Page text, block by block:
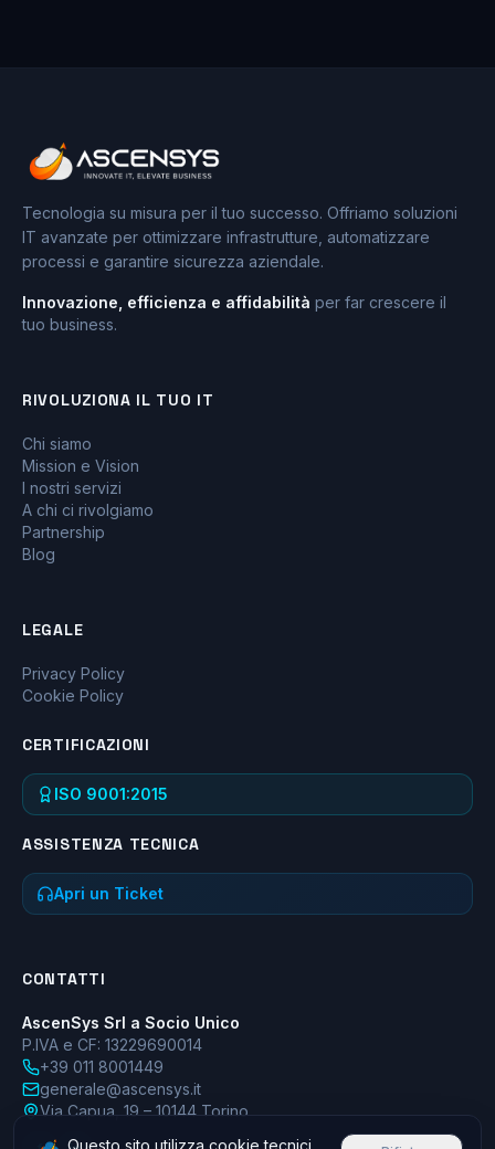
Tecnologia su misura per il tuo successo. Offriamo soluzioni
IT avanzate per ottimizzare infrastrutture, automatizzare
processi e garantire sicurezza aziendale.
Innovazione, efficienza e affidabilità per far crescere il
tuo business.
RIVOLUZIONA IL TUO IT
Chi siamo
Mission e Vision
I nostri servizi
A chi ci rivolgiamo
Partnership
Blog
LEGALE
Privacy Policy
Cookie Policy
CERTIFICAZIONI
ISO 9001:2015
ASSISTENZA TECNICA
Apri un Ticket
CONTATTI
AscenSys Srl a Socio Unico
P.IVA e CF: 13229690014
+39 011 8001449
generale@ascensys.it
Via Capua, 19 – 10144 Torino
Questo sito utilizza cookie tecnici